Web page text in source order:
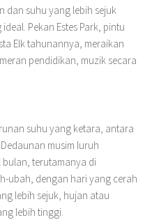
dan suhu yang lebih sejuk
Pekan Estes Park, pintu
Elk tahunannya, meraikan
pendidikan, muzik secara
suhu yang ketara, antara
Dedaunan musim luruh
terutamanya di
ubah, dengan hari yang cerah
lebih sejuk, hujan atau
lebih tinggi.